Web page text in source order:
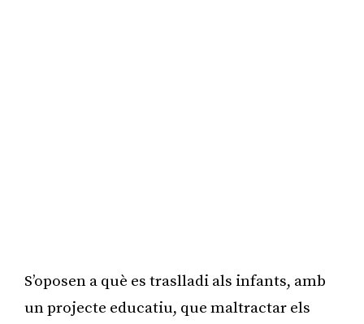
S’oposen a què es traslladi als infants, amb
un projecte educatiu, que maltractar els